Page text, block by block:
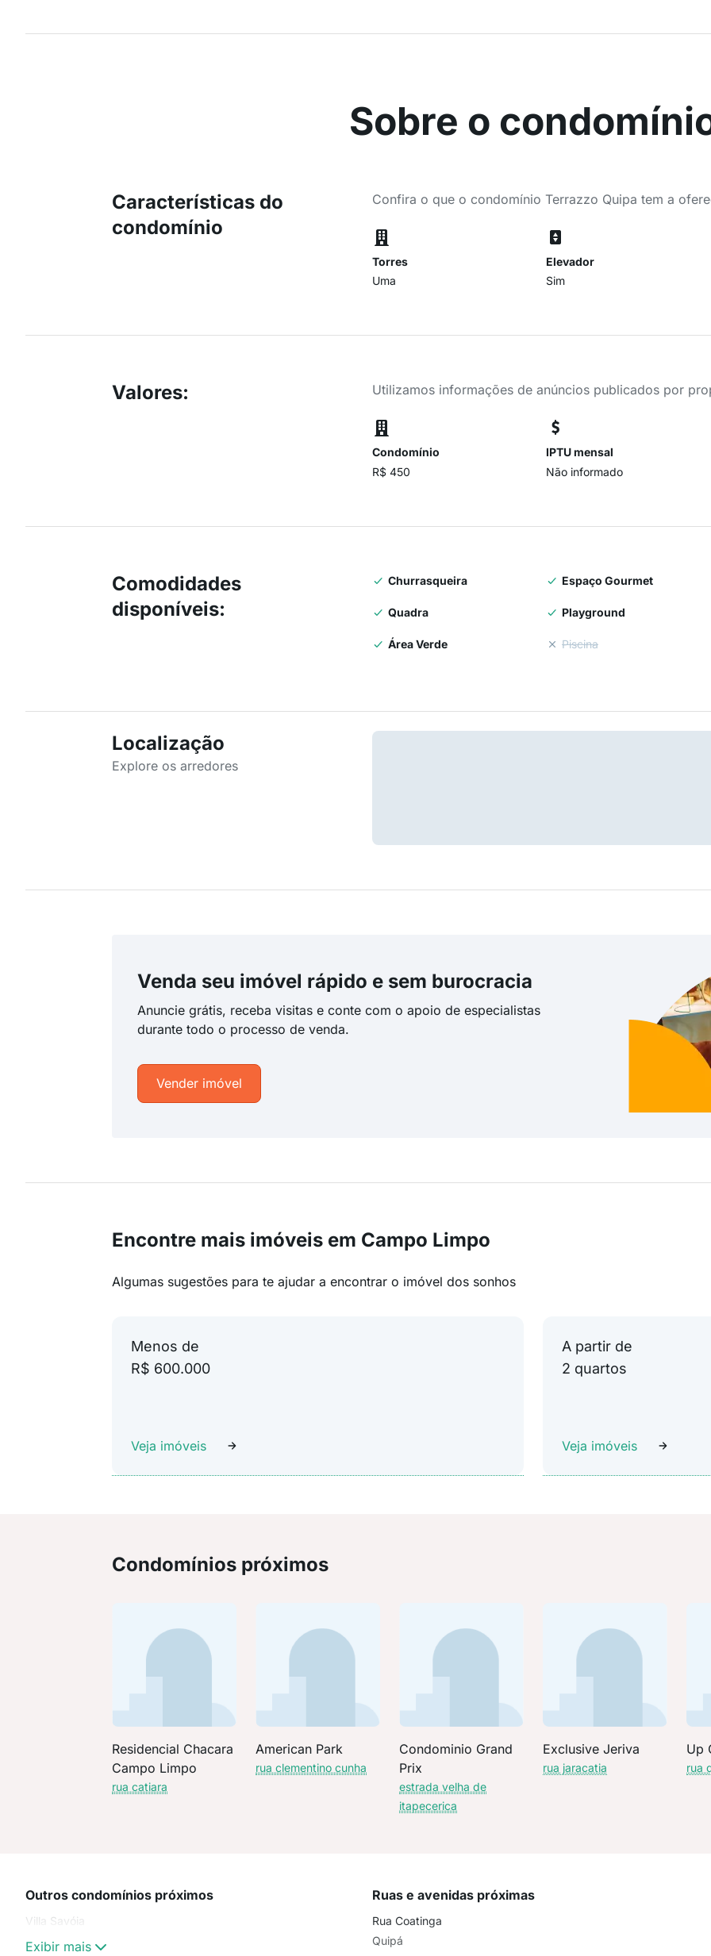
Sobre o
Características do
condomínio
Confira o que o condomínio Terrazzo Quipa tem a
Torres
Uma
Elevador
Sim
Valores: Utilizamos informações de anúncios publicados por
Condomínio
R$ 450
IPTU mensal
Não informado
Comodidades
disponíveis:
Churrasqueira Espaço Gourmet
Quadra Playground
Área Verde Piscina
Localização
Explore os arredores
Venda seu imóvel rápido e sem burocracia
Anuncie grátis, receba visitas e conte com o apoio de especialistas
durante todo o processo de venda.
Vender imóvel
Encontre mais imóveis em Campo Limpo
Algumas sugestões para te ajudar a encontrar o imóvel dos sonhos
Menos de
R$ 600.000
Veja imóveis
A partir de
2 quartos
Veja imóveis
Condomínios próximos
Residencial Chacara
Campo Limpo
rua catiara
American Park
rua clementino cunha
Condominio Grand
Prix
estrada velha de
itapecerica
Exclusive Jeriva
rua jaracatia
Up
rua
Outros condomínios próximos
Villa Savóia
Exibir mais
Ruas e avenidas próximas
Rua Coatinga
Quipá